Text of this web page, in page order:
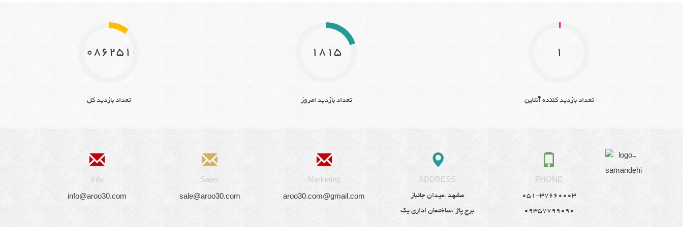
1
تعداد بازدید کننده آنلاین
1815
تعداد بازدید امروز
10862510
تعداد بازدید کل
Info
info@aroo30.com
Sales
sale@aroo30.com
Marketing
aroo30.com@gmail.com
ADDRESS
مشهد ،میدان جانباز
برج پاژ ،ساختمان اداری یک
PHONE
051-37660003
09357799090